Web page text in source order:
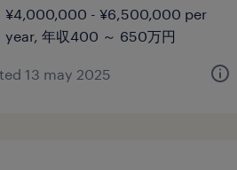
¥4,000,000 - ¥6,500,000 per
year, 年収400 ～ 650万円
13 may 2025